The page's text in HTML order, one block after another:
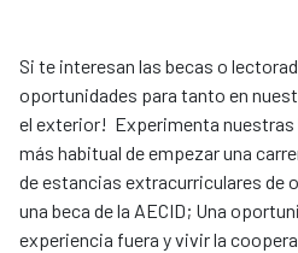
Si te interesan las becas o
oportunidades para tanto en
el exterior! Experimenta nuestras
más habitual de empezar una
de estancias extracurriculares de
una beca de la AECID; Una
experiencia fuera y vivir la